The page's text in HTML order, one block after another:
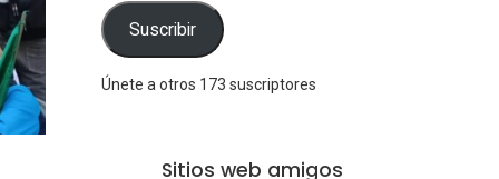
electrónico
Suscribir
Únete a otros 173 suscriptores
Sitios web amigos